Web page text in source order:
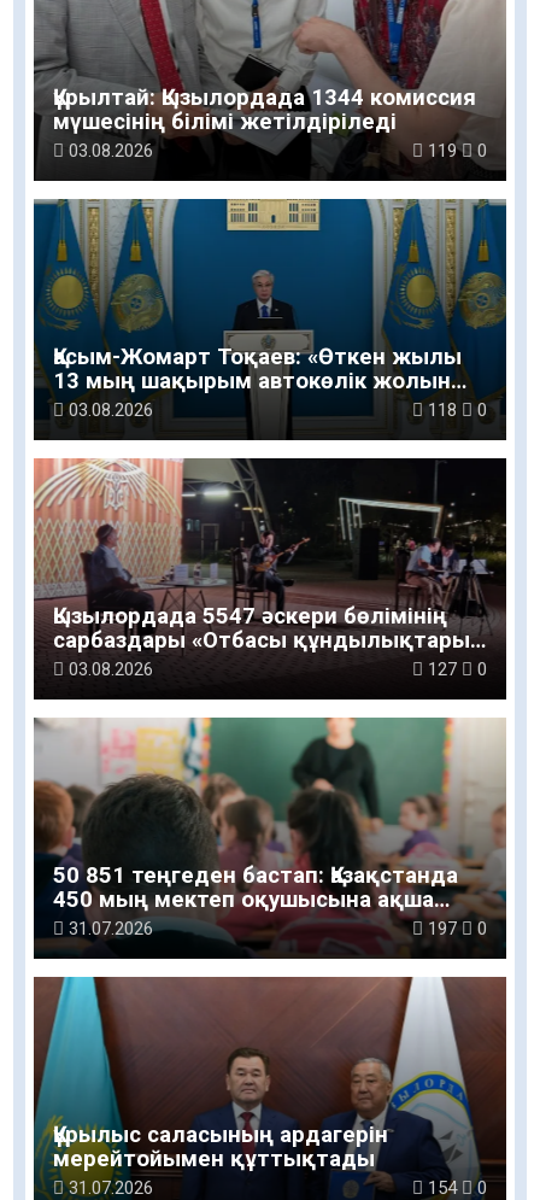
Құрылтай: Қызылордада 1344 комиссия
мүшесінің білімі жетілдіріледі
03.08.2026 119 0
Қасым-Жомарт Тоқаев: «Өткен жылы
13 мың шақырым автокөлік жолын
салу және жөндеу жұмысы
03.08.2026 118 0
Қызылордада 5547 әскери бөлімінің
сарбаздары «Отбасы құндылықтары
– ұлт болашағы» атты рухани-мәдени
03.08.2026 127 0
50 851 теңгеден бастап: Қазақстанда
450 мың мектеп оқушысына ақша
беріледі
31.07.2026 197 0
Құрылыс саласының ардагерін
мерейтойымен құттықтады
31.07.2026 154 0